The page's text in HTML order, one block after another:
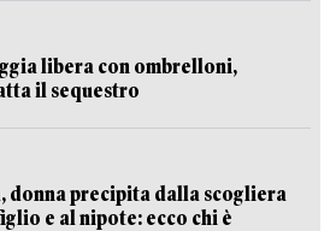
libera con ombrelloni,
il sequestro
donna precipita dalla scogliera
e al nipote: ecco chi è